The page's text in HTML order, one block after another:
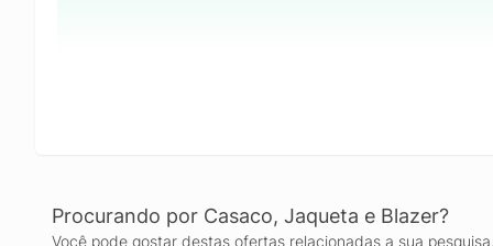
Procurando por Casaco, Jaqueta e Blazer?
Você pode gostar destas ofertas relacionadas a sua